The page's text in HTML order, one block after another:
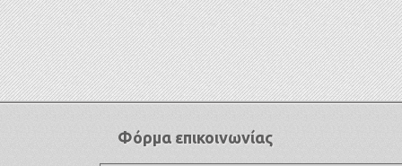
Φόρμα επικοινωνίας